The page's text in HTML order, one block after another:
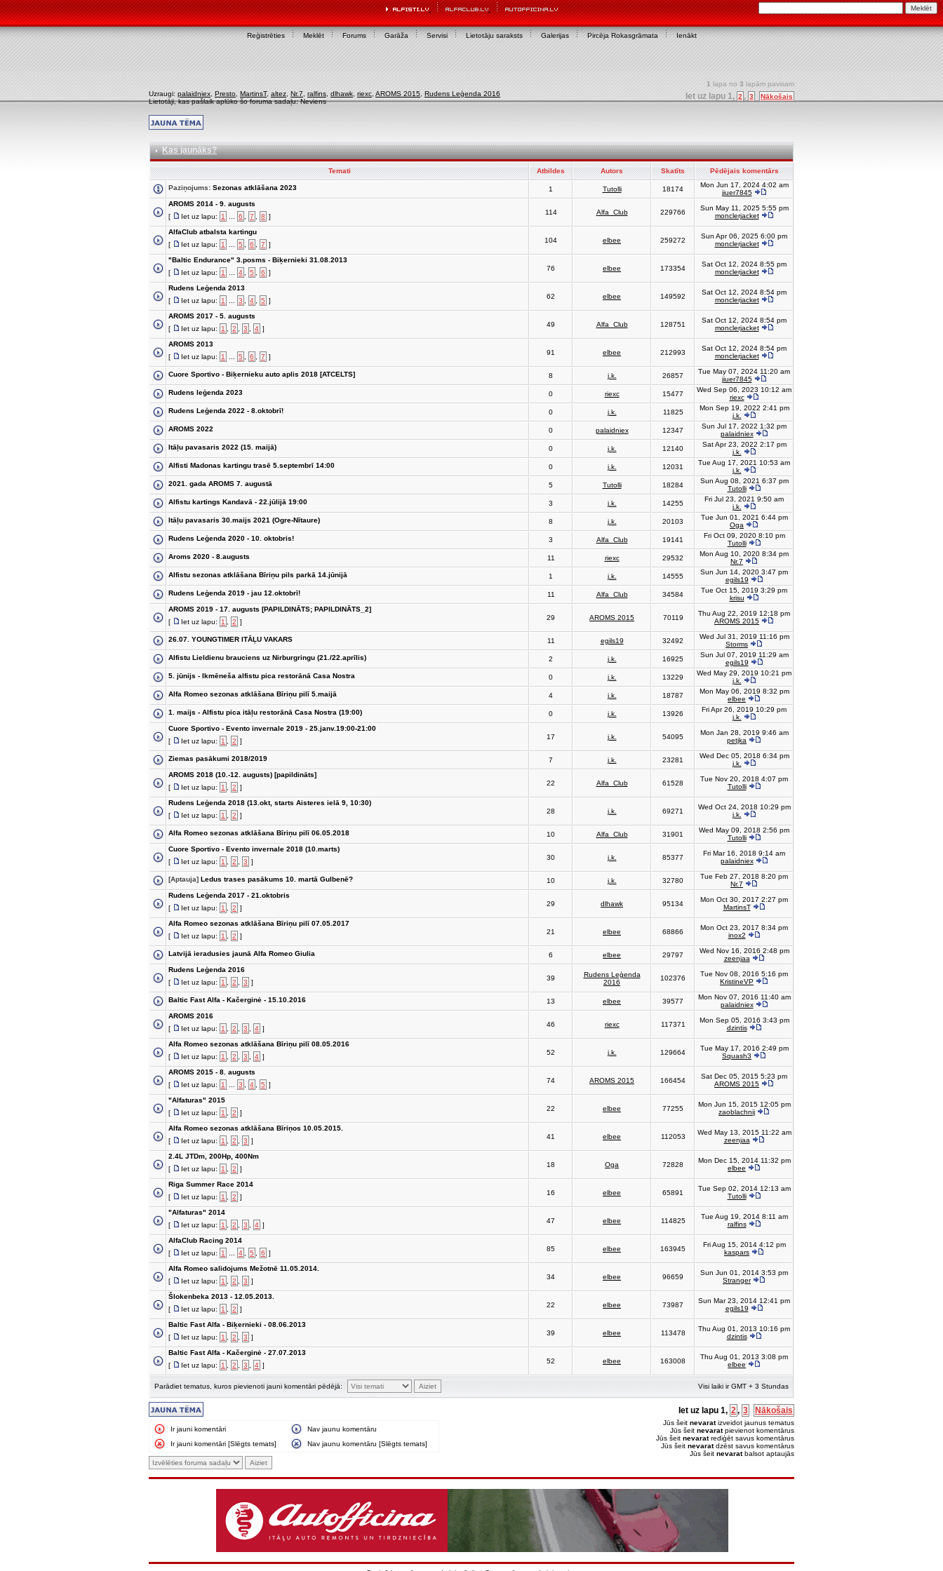
Reģistrēties Meklēt Forums Garāža Servisi Lietotāju saraksts Galerijas Pircēja Rokasgrāmata Ienākt
Uzraugi: palaidniex Presto MartinsT, altez Nr.7 ralfins dlhawk riexc AROMS 2015 Rudens Leģenda 2016
Lietotāji, kas pašlaik aplūko šo foruma sadaļu: Neviens
1 lapa no 3 lapām pavisam
Iet uz lapu 1, 2 , 3 Nākošais
Kas jaunāks?
Temati Atbildes Autors Skatīts Pēdējais komentārs
Paziņojums: Sezonas atklāšana 2023 1 Tutolli 18174
Mon Jun 17, 2024 4:02 am
jiuer7845
AROMS 2014 - 9. augusts
[
Iet uz lapu: 1 6 7 8 ]
114 Alfa_Club 229766
Sun May 11, 2025 5:55 pm
monclerjacket
AlfaClub atbalsta kartingu
[
Iet uz lapu: 1 5 6 7 ]
104 elbee 259272
Sun Apr 06, 2025 6:00 pm
monclerjacket
"Baltic Endurance" 3.posms - Biķernieki 31.08.2013
[
Iet uz lapu: 1 4 5 6 ]
76 elbee 173354
Sat Oct 12, 2024 8:55 pm
monclerjacket
Rudens Leģenda 2013
[
Iet uz lapu: 1 3 4 5 ]
62 elbee 149592
Sat Oct 12, 2024 8:54 pm
monclerjacket
AROMS 2017 - 5. augusts
[
Iet uz lapu: 1 2 3 4 ]
49 Alfa_Club 128751
Sat Oct 12, 2024 8:54 pm
monclerjacket
AROMS 2013
[
Iet uz lapu: 1 5 6 7 ]
91 elbee 212993
Sat Oct 12, 2024 8:54 pm
monclerjacket
Cuore Sportivo - Biķernieku auto aplis 2018 [ATCELTS] 8 j.k. 26857
Tue May 07, 2024 11:20 am
jiuer7845
Rudens leģenda 2023
0 riexc 15477
Wed Sep 06, 2023 10:12 am
riexc
Rudens Leģenda 2022 - 8.oktobrī!
0 j.k. 11825
Mon Sep 19, 2022 2:41 pm
j.k.
AROMS 2022
0 palaidniex 12347
Sun Jul 17, 2022 1:32 pm
palaidniex
Itāļu pavasaris 2022 (15. maijā)
0 j.k. 12140
Sat Apr 23, 2022 2:17 pm
j.k.
Alfisti Madonas kartingu trasē 5.septembrī 14:00
0 j.k. 12031
Tue Aug 17, 2021 10:53 am
j.k.
2021. gada AROMS 7. augustā
5 Tutolli 18284
Sun Aug 08, 2021 6:37 pm
Tutolli
Alfistu kartings Kandavā - 22.jūlijā 19:00
3 j.k. 14255
Fri Jul 23, 2021 9:50 am
j.k.
Itāļu pavasaris 30.maijs 2021 (Ogre-Nītaure)
8 j.k. 20103
Tue Jun 01, 2021 6:44 pm
Oga
Rudens Leģenda 2020 - 10. oktobris!
3 Alfa_Club 19141
Fri Oct 09, 2020 8:10 pm
Tutolli
Aroms 2020 - 8.augusts
11 riexc 29532
Mon Aug 10, 2020 8:34 pm
Nr.7
Alfistu sezonas atklāšana Bīriņu pils parkā 14.jūnijā
1 j.k. 14555
Sun Jun 14, 2020 3:47 pm
egils19
Rudens Leģenda 2019 - jau 12.oktobrī!
11 Alfa_Club 34584
Tue Oct 15, 2019 3:29 pm
krisu
AROMS 2019 - 17. augusts [PAPILDINĀTS; PAPILDINĀTS_2]
[
Iet uz lapu: 1 2 ]
29 AROMS 2015 70119
Thu Aug 22, 2019 12:18 pm
AROMS 2015
26.07. YOUNGTIMER ITĀĻU VAKARS 11 egils19 32492
Wed Jul 31, 2019 11:16 pm
Storms
Alfistu Lieldienu brauciens uz Nirburgringu (21./22.aprīlis)
2 j.k. 16925
Sun Jul 07, 2019 11:29 am
egils19
5. jūnijs - Ikmēneša alfistu pica restorānā Casa Nostra
0 j.k. 13229
Wed May 29, 2019 10:21 pm
j.k.
Alfa Romeo sezonas atklāšana Bīriņu pilī 5.maijā
4 j.k. 18787
Mon May 06, 2019 8:32 pm
elbee
1. maijs - Alfistu pica itāļu restorānā Casa Nostra (19:00)
0 j.k. 13926
Fri Apr 26, 2019 10:29 pm
j.k.
Cuore Sportivo - Evento invernale 2019 - 25.janv.19:00-21:00
[
Iet uz lapu: 1 2 ]
17 j.k. 54095
Mon Jan 28, 2019 9:46 am
petjka
Ziemas pasākumi 2018/2019 7 j.k. 23281
Wed Dec 05, 2018 6:34 pm
j.k.
AROMS 2018 (10.-12. augusts) [papildināts]
[
Iet uz lapu: 1 2 ]
22 Alfa_Club 61528
Tue Nov 20, 2018 4:07 pm
Tutolli
Rudens Leģenda 2018 (13.okt, starts Aisteres ielā 9, 10:30)
[
Iet uz lapu: 1 2 ]
28 j.k. 69271
Wed Oct 24, 2018 10:29 pm
j.k.
Alfa Romeo sezonas atklāšana Bīriņu pilī 06.05.2018 10 Alfa_Club 31901
Wed May 09, 2018 2:56 pm
Tutolli
Cuore Sportivo - Evento invernale 2018 (10.marts)
[
Iet uz lapu: 1 2 3 ]
30 j.k. 85377
Fri Mar 16, 2018 9:14 am
palaidniex
[Aptauja] Ledus trases pasākums 10. martā Gulbenē? 10 j.k. 32780
Tue Feb 27, 2018 8:20 pm
Nr.7
Rudens Leģenda 2017 - 21.oktobris
[
Iet uz lapu: 1 2 ]
29 dlhawk 95134
Mon Oct 30, 2017 2:27 pm
MartinsT
Alfa Romeo sezonas atklāšana Bīriņu pilī 07.05.2017
[
Iet uz lapu: 1 2 ]
21 elbee 68866
Mon Oct 23, 2017 8:34 pm
inox2
Latvijā ieradusies jaunā Alfa Romeo Giulia 6 elbee 29797
Wed Nov 16, 2016 2:48 pm
zeenjaa
Rudens Leģenda 2016
[
Iet uz lapu: 1 2 3 ]
39
Rudens Leģenda
2016
102376
Tue Nov 08, 2016 5:16 pm
KristineVP
Baltic Fast Alfa - Kačerginė - 15.10.2016 13 elbee 39577
Mon Nov 07, 2016 11:40 am
palaidniex
AROMS 2016
[
Iet uz lapu: 1 2 3 4 ]
46 riexc 117371
Mon Sep 05, 2016 3:43 pm
dzintis
Alfa Romeo sezonas atklāšana Bīriņu pilī 08.05.2016
[
Iet uz lapu: 1 2 3 4 ]
52 j.k. 129664
Tue May 17, 2016 2:49 pm
Squash3
AROMS 2015 - 8. augusts
[
Iet uz lapu: 1 3 4 5 ]
74 AROMS 2015 166454
Sat Dec 05, 2015 5:23 pm
AROMS 2015
"Alfaturas" 2015
[
Iet uz lapu: 1 2 ]
22 elbee 77255
Mon Jun 15, 2015 12:05 pm
zaoblachnij
Alfa Romeo sezonas atklāšana Bīriņos 10.05.2015.
[
Iet uz lapu: 1 2 3 ]
41 elbee 112053
Wed May 13, 2015 11:22 am
zeenjaa
2.4L JTDm, 200Hp, 400Nm
[
Iet uz lapu: 1 2 ]
18 Oga 72828
Mon Dec 15, 2014 11:32 pm
elbee
Riga Summer Race 2014
[
Iet uz lapu: 1 2 ]
16 elbee 65891
Tue Sep 02, 2014 12:13 am
Tutolli
"Alfaturas" 2014
[
Iet uz lapu: 1 2 3 4 ]
47 elbee 114825
Tue Aug 19, 2014 8:11 am
ralfins
AlfaClub Racing 2014
[
Iet uz lapu: 1 4 5 6 ]
85 elbee 163945
Fri Aug 15, 2014 4:12 pm
kaspars
Alfa Romeo salidojums Mežotnē 11.05.2014.
[
Iet uz lapu: 1 2 3 ]
34 elbee 96659
Sun Jun 01, 2014 3:53 pm
Stranger
Šlokenbeka 2013 - 12.05.2013.
[
Iet uz lapu: 1 2 ]
22 elbee 73987
Sun Mar 23, 2014 12:41 pm
egils19
Baltic Fast Alfa - Biķernieki - 08.06.2013
[
Iet uz lapu: 1 2 3 ]
39 elbee 113478
Thu Aug 01, 2013 10:16 pm
dzintis
Baltic Fast Alfa - Kačerginė - 27.07.2013
[
Iet uz lapu: 1 2 3 4 ]
52 elbee 163008
Thu Aug 01, 2013 3:08 pm
elbee
Parādiet tematus, kuros pievienoti jauni komentāri pēdējā: Visi laiki ir GMT + 3 Stundas
Ir jauni komentāri
Nav jaunu komentāru
Ir jauni komentāri [Slēgts temats]
Nav jaunu komentāru [Slēgts temats]
Iet uz lapu 1, 2, 3 Nākošais
Jūs šeit nevaratizveidot jaunus tematus
Jūs šeit nevaratpievienot komentārus
Jūs šeit nevaratrediģēt savus komentārus
Jūs šeit nevaratdzēst savus komentārus
Jūs šeit nevaratbalsot aptaujās